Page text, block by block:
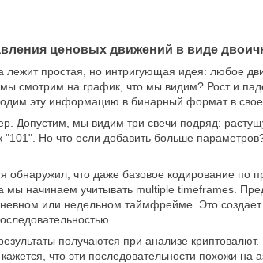
ценовых движений в виде
лежит простая, но интригующая идея: любое
смотрим на график, что мы видим? Рост и
эту информацию в бинарный формат в
Допустим, мы видим три свечи подряд:
"101". Но что если добавить больше
обнаружил, что даже базовое кодирование
мы начинаем учитывать multiple timeframes.
или недельном таймфрейме. Это
получаются при анализе
что эти последовательности похожи